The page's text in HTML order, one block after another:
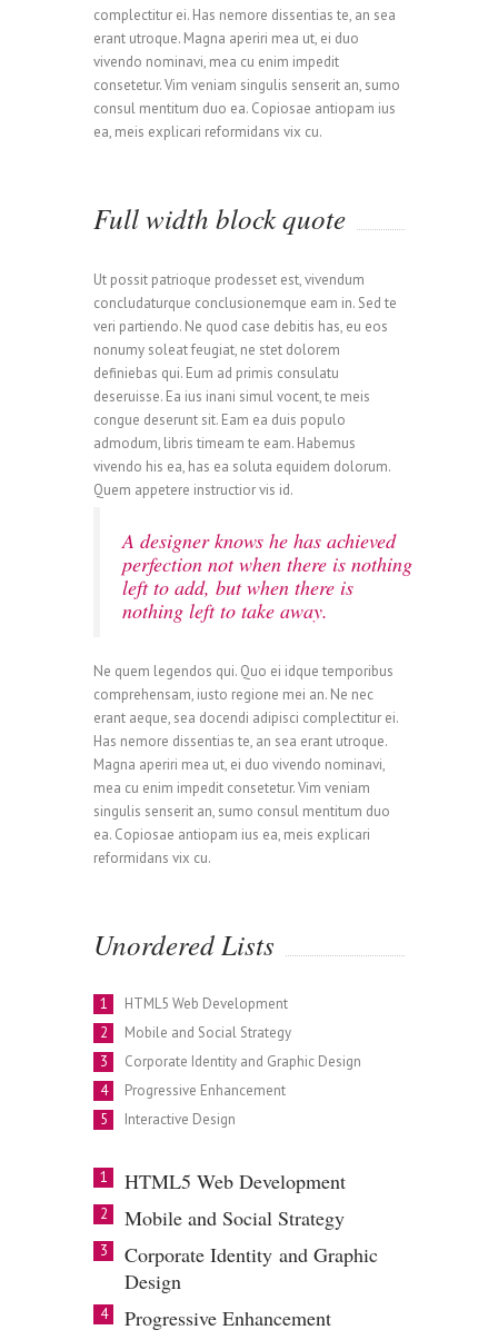
complectitur ei. Has nemore dissentias te, an sea
erant utroque. Magna aperiri mea ut, ei duo
vivendo nominavi, mea cu enim impedit
consetetur. Vim veniam singulis senserit an, sumo
consul mentitum duo ea. Copiosae antiopam ius
ea, meis explicari reformidans vix cu.
Full width block quote
Ut possit patrioque prodesset est, vivendum
concludaturque conclusionemque eam in. Sed te
veri partiendo. Ne quod case debitis has, eu eos
nonumy soleat feugiat, ne stet dolorem
definiebas qui. Eum ad primis consulatu
deseruisse. Ea ius inani simul vocent, te meis
congue deserunt sit. Eam ea duis populo
admodum, libris timeam te eam. Habemus
vivendo his ea, has ea soluta equidem dolorum.
Quem appetere instructior vis id.
A designer knows he has achieved
perfection not when there is nothing
left to add, but when there is
nothing left to take away.
Ne quem legendos qui. Quo ei idque temporibus
comprehensam, iusto regione mei an. Ne nec
erant aeque, sea docendi adipisci complectitur ei.
Has nemore dissentias te, an sea erant utroque.
Magna aperiri mea ut, ei duo vivendo nominavi,
mea cu enim impedit consetetur. Vim veniam
singulis senserit an, sumo consul mentitum duo
ea. Copiosae antiopam ius ea, meis explicari
reformidans vix cu.
Unordered Lists
HTML5 Web Development
Mobile and Social Strategy
Corporate Identity and Graphic Design
Progressive Enhancement
Interactive Design
HTML5 Web Development
Mobile and Social Strategy
Corporate Identity and Graphic
Design
Progressive Enhancement